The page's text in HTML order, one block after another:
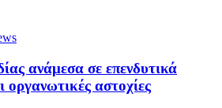
ανάμεσα σε επενδυτικά
οργανωτικές αστοχίες